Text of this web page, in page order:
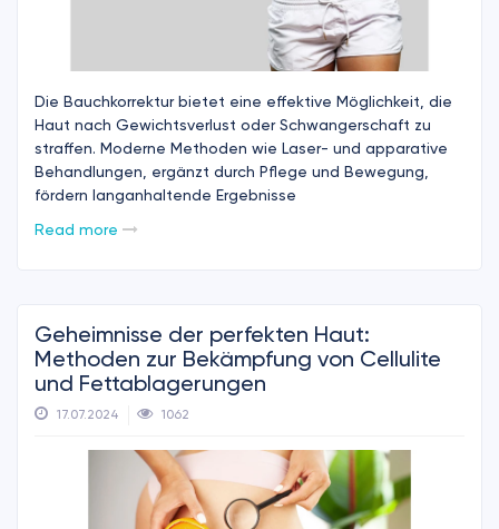
Die Bauchkorrektur bietet eine effektive Möglichkeit, die
Haut nach Gewichtsverlust oder Schwangerschaft zu
straffen. Moderne Methoden wie Laser- und apparative
Behandlungen, ergänzt durch Pflege und Bewegung,
fördern langanhaltende Ergebnisse
Read more
Geheimnisse der perfekten Haut:
Methoden zur Bekämpfung von Cellulite
und Fettablagerungen
17.07.2024 1062